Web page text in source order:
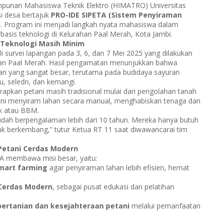
Mahasiswa Teknik Elektro (HIMATRO) Universitas
desa bertajuk PRO-IDE SIPETA (Sistem Penyiraman
. Program ini menjadi langkah nyata mahasiswa dalam
teknologi di Kelurahan Paal Merah, Kota Jambi.
Masih Minim
survei lapangan pada 3, 6, dan 7 Mei 2025 yang dilakukan
Paal Merah. Hasil pengamatan menunjukkan bahwa
yang sangat besar, terutama pada budidaya sayuran
seledri, dan kemangi.
petani masih tradisional mulai dari pengolahan tanah
menyiram lahan secara manual, menghabiskan tenaga dan
atau BBM.
berpengalaman lebih dari 10 tahun. Mereka hanya butuh
berkembang,” tutur Ketua RT 11 saat diwawancarai tim
Cerdas Modern
membawa misi besar, yaitu:
farming agar penyiraman lahan lebih efisien, hemat
Modern, sebagai pusat edukasi dan pelatihan
dan kesejahteraan petani melalui pemanfaatan